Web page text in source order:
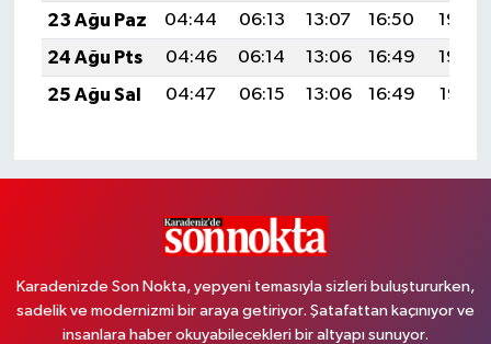
23 Ağu Paz
04:44 06:13 13:07 16:50
19:50
24 Ağu Pts
04:46 06:14 13:06 16:49
19:49
25 Ağu Sal
04:47 06:15 13:06 16:49 19:47
Karadenizde Son Nokta, yepyeni temasıyla sizleri buluştururken,
sadelik ve modernizmi bir araya getiriyor. Şatafattan kaçınıyor ve
insanlara haber okuyabilecekleri bir altyapı sunuyor.